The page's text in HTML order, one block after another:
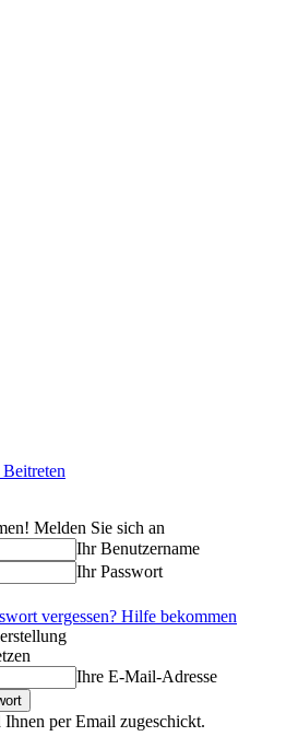
Melden Sie sich an
Ihr Benutzername
Ihr Passwort
vergessen? Hilfe bekommen
Ihre E-Mail-Adresse
per Email zugeschickt.